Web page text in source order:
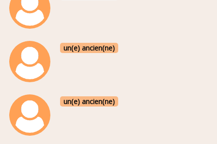
un(e) ancien(ne)
un(e) ancien(ne)